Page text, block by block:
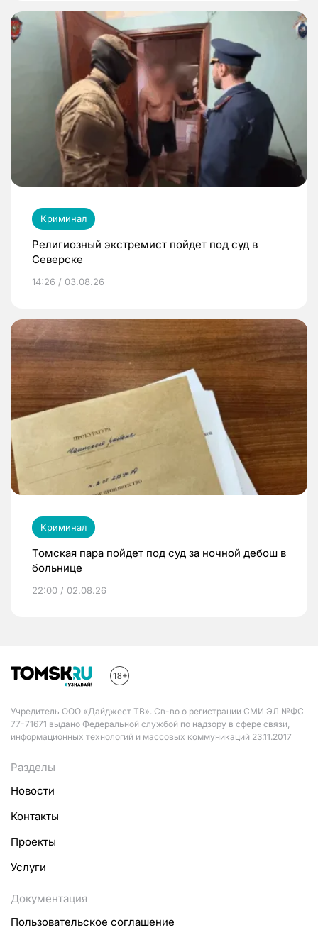
Криминал
Религиозный экстремист пойдет под суд в
Северске
14:26 / 03.08.26
Криминал
Томская пара пойдет под суд за ночной дебош в
больнице
22:00 / 02.08.26
Учредитель ООО «Дайджест ТВ». Св-во о регистрации СМИ ЭЛ №ФС
77-71671 выдано Федеральной службой по надзору в сфере связи,
информационных технологий и массовых коммуникаций 23.11.2017
Разделы
Новости
Контакты
Проекты
Услуги
Документация
Пользовательское соглашение